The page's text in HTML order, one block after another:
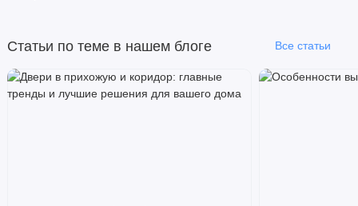
Статьи по теме в нашем блоге Все статьи